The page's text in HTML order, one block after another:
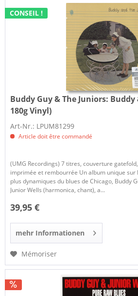
CONSEIL !
Buddy Guy & The Juniors: Buddy
180g Vinyl)
Art-Nr.: LPUM81299
Article doit être commandé
(UMG Recordings) 7 titres, couverture
imprimée et rembourrée Un album unique sur
plus dynamiques du blues de Chicago, Buddy
Junior Wells (harmonica, chant), a...
39,95 €
mehr Informationen
Mémoriser